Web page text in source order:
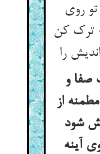
روی
ترک کن
صفا و
از
شود
آینه